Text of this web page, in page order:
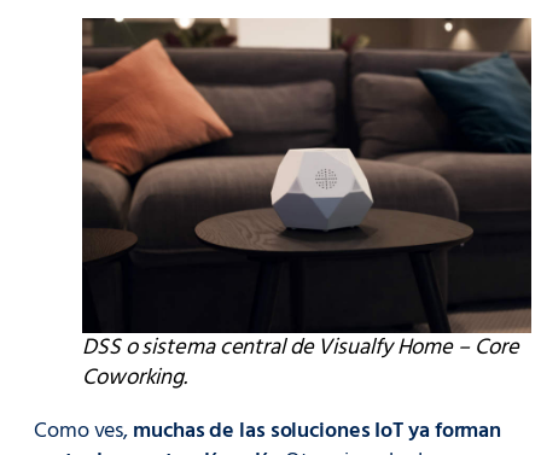
DSS o sistema central de Visualfy Home – Core
Coworking.
Como ves,muchas de las soluciones IoT ya forman